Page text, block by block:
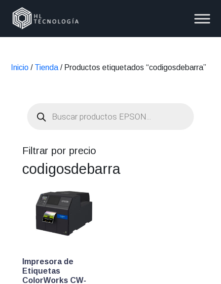
Inicio / Tienda / Productos etiquetados “codigosdebarra”
productos
Filtrar por precio
codigosdebarra
Impresora de
Etiquetas
ColorWorks CW-